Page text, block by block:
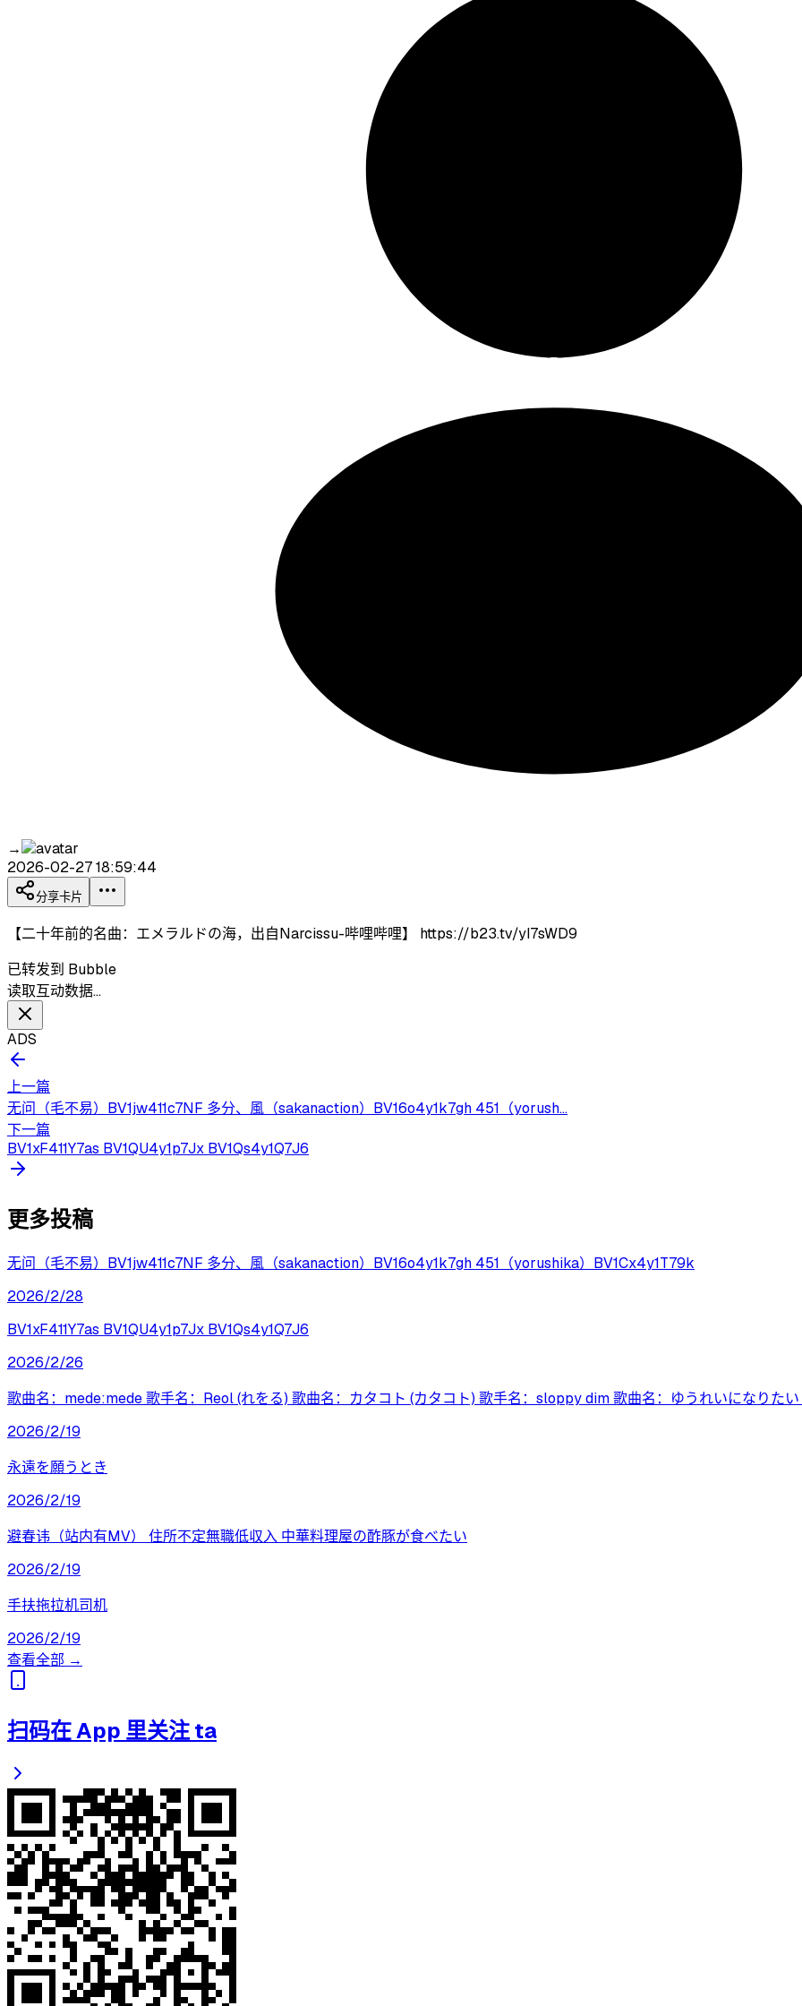
→
2026-02-27 18:59:44
分享卡片
【二十年前的名曲：エメラルドの海，出自Narcissu-哔哩哔哩】 https://b23.tv/yI7sWD9
已转发到 Bubble
读取互动数据…
ADS
上一篇
无问（毛不易）BV1jw411c7NF 多分、風（sakanaction）BV16o4y1k7gh 451（yorush...
下一篇
BV1xF411Y7as BV1QU4y1p7Jx BV1Qs4y1Q7J6
更多投稿
无问（毛不易）BV1jw411c7NF 多分、風（sakanaction）BV16o4y1k7gh 451（yorushika）BV1Cx4y1T79k
2026/2/28
BV1xF411Y7as BV1QU4y1p7Jx BV1Qs4y1Q7J6
2026/2/26
歌曲名：mede:mede 歌手名：Reol (れをる) 歌曲名：カタコト (カタコト) 歌手名：sloppy dim 歌曲名：ゆうれいになりたい
2026/2/19
永遠を願うとき
2026/2/19
避春讳（站内有MV） 住所不定無職低収入 中華料理屋の酢豚が食べたい
2026/2/19
手扶拖拉机司机
2026/2/19
查看全部 →
扫码在 App 里关注 ta